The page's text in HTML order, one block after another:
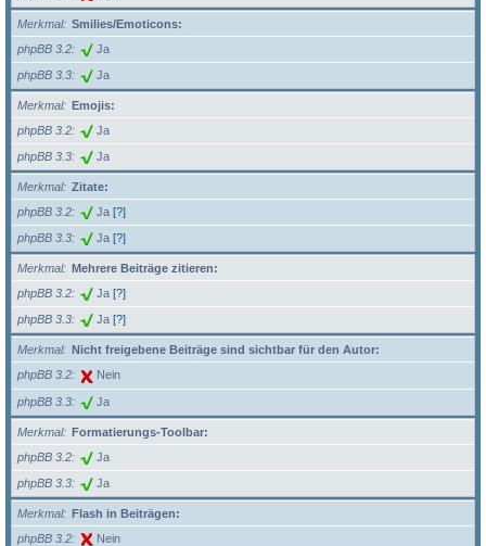
Merkmal
Smilies/Emoticons:
phpBB 3.2
Ja
phpBB 3.3 Ja
Merkmal
Emojis:
phpBB 3.2
Ja
phpBB 3.3 Ja
Merkmal
Zitate:
phpBB 3.2
Ja [?]
phpBB 3.3 Ja [?]
Merkmal
Mehrere Beiträge zitieren:
phpBB 3.2
Ja [?]
phpBB 3.3 Ja [?]
Merkmal
Nicht freigebene Beiträge sind sichtbar für den Autor:
phpBB 3.2
Nein
phpBB 3.3 Ja
Merkmal
Formatierungs-Toolbar:
phpBB 3.2
Ja
phpBB 3.3 Ja
Merkmal
Flash in Beiträgen:
phpBB 3.2
Nein